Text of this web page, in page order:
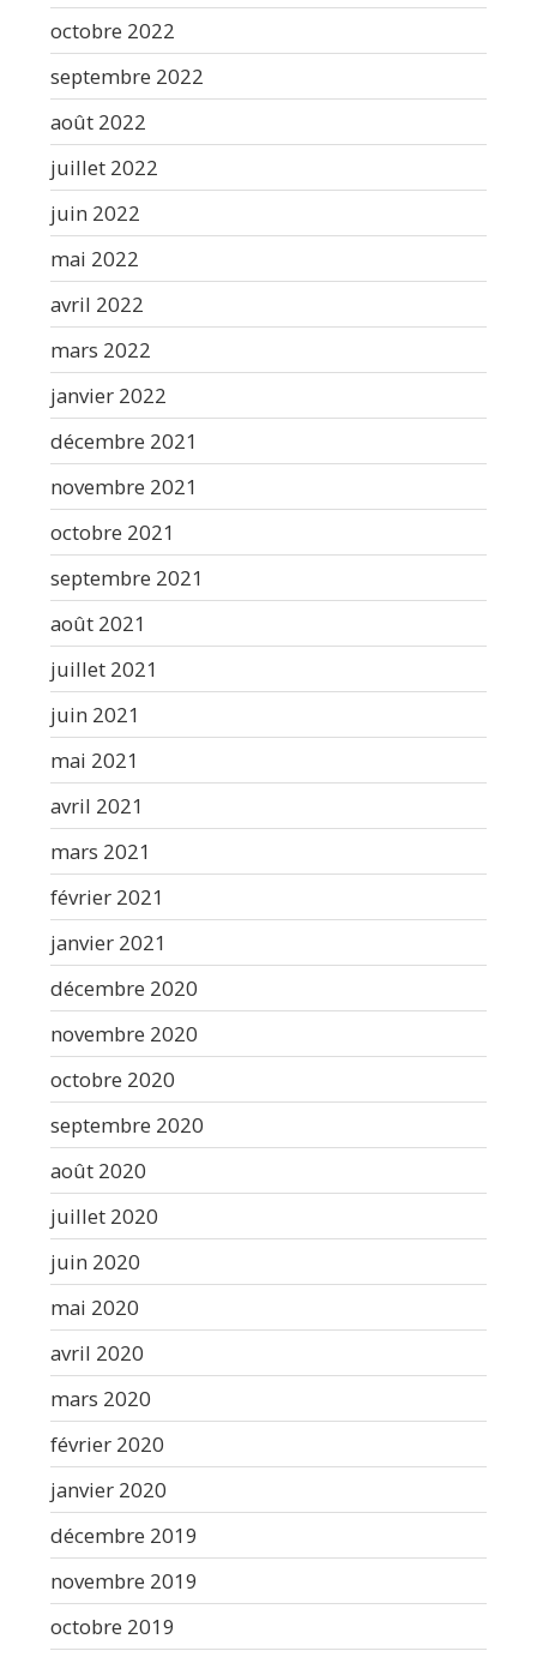
octobre 2022
septembre 2022
août 2022
juillet 2022
juin 2022
mai 2022
avril 2022
mars 2022
janvier 2022
décembre 2021
novembre 2021
octobre 2021
septembre 2021
août 2021
juillet 2021
juin 2021
mai 2021
avril 2021
mars 2021
février 2021
janvier 2021
décembre 2020
novembre 2020
octobre 2020
septembre 2020
août 2020
juillet 2020
juin 2020
mai 2020
avril 2020
mars 2020
février 2020
janvier 2020
décembre 2019
novembre 2019
octobre 2019